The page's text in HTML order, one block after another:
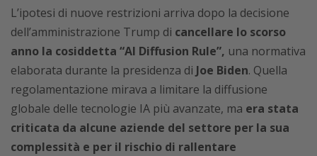
L’ipotesi di nuove restrizioni arriva dopo la decisione
dell’amministrazione Trump di cancellare lo scorso
anno la cosiddetta “AI Diffusion Rule”, una normativa
elaborata durante la presidenza di Joe Biden. Quella
regolamentazione mirava a limitare la diffusione
globale delle tecnologie IA più avanzate, ma era stata
criticata da alcune aziende del settore per la sua
complessità e per il rischio di rallentare